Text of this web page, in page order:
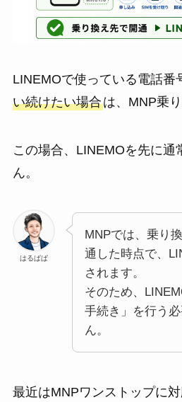
LINEMOで使っている電話番
い続けたい場合は、MNP乗
この場合、LINEMOを先に通
ん。
はるぱぱ
MNPでは、乗り
通した時点で、
されます。
そのため、
手続き」を行う
ん。
最近はMNPワンストップに